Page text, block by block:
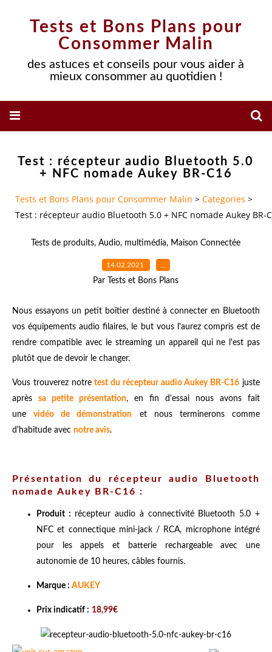
Tests et Bons Plans pour
Consommer Malin
des astuces et conseils pour vous aider à
mieux consommer au quotidien !
Test : récepteur audio Bluetooth 5.0
+ NFC nomade Aukey BR-C16
Tests et Bons Plans pour Consommer Malin > Categories >
Test : récepteur audio Bluetooth 5.0 + NFC nomade Aukey BR-
Tests de produits,Audio, multimédia, Maison Connectée
14.02.2021 …
Par Tests et Bons Plans
Nous essayons un petit boîtier destiné à connecter en Bluetooth
vos équipements audio filaires, le but vous l'aurez compris est de
rendre compatible avec le streaming un appareil qui ne l'est pas
plutôt que de devoir le changer.
Vous trouverez notretest du récepteur audio Aukey BR-C16 juste
après sa petite présentation, en fin d'essai nous avons fait
unevidéo de démonstration et nous terminerons comme
d'habitude avec notre avis.
Présentation du récepteur audio Bluetooth
nomade Aukey BR-C16 :
Produit : récepteur audio à connectivité Bluetooth 5.0 +
NFC et connectique mini-jack / RCA, microphone intégré
pour les appels et batterie rechargeable avec une
autonomie de 10 heures, câbles fournis.
Marque : AUKEY
Prix indicatif : 18,99€